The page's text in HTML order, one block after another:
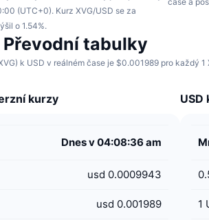
(UTC+0). Kurz XVG/USD se za
o 1.54%.
Převodní tabulky
k USD v reálném čase je $0.001989 pro každý
kurzy
Dnes v 04:08:36 am
usd 0.0009943
usd 0.001989
USD
1